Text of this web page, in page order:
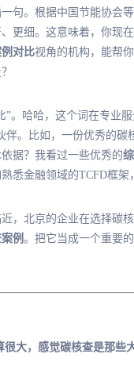
句。根据中国节能协会
更细。这意味着，你现
对比视角的机构，能帮
”。哈哈，这个词在专业
伴。比如，一份优秀的
据？我看过一些优秀的
悉金融领域的TCFD框架
近，北京的企业在选择
例。把它当成一个重要
大，感觉碳核查是那些